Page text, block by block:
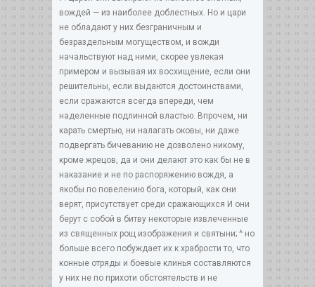
вождей — из наиболее доблестных. Но и цари
не обладают у них безграничным и
безраздельным могуществом, и вожди
начальствуют над ними, скорее увлекая
примером и вызывая их восхищение, если они
решительны, если выдаются достоинствами,
если сражаются всегда впереди, чем
наделенные подлинной властью. Впрочем, ни
карать смертью, ни налагать оковы, ни даже
подвергать бичеванию не дозволено никому,
кроме жрецов, да и они делают это как бы не в
наказание и не по распоряжению вождя, а
якобы по повелению бога, который, как они
верят, присутствует среди сражающихся И они
берут с собой в битву некоторые извлеченные
из священных рощ изображения и святыни; ^ но
больше всего побуждает их к храбрости то, что
конные отряды и боевые клинья составляются
у них не по прихоти обстоятельств и не